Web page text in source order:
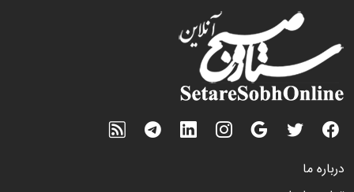
درباره ما